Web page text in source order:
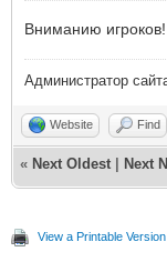
Вниманию
Администратор
Website Find
« Next Oldest Next
View a Printable Version